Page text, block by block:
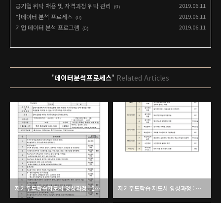
공기업 위탁 채용 및 자격과정 위탁 관리 (0) 2019.06.11
빅데이터 분석 프로세스 (0) 2019.06.11
기업 데이터 분석 프로그램 (0) 2019.06.11
'데이터분석프로세스' Related Articles
자기주도학습지도사 양성과정 : 2011~2012년도 커리큘럼 자기주도학습 지도사 양성과정 : 회차별 강의전략 계획안